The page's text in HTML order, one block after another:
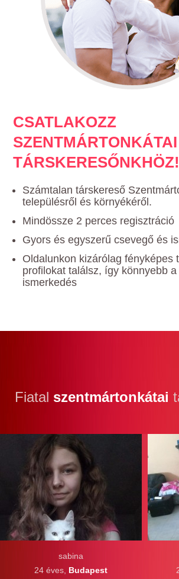
CSATLAKOZZ
SZENTMÁRTONKÁTAI
TÁRSKERESŐNKHÖZ!
Számtalan társkereső
településről és környékéről.
Mindössze 2 perces regisztráció
Gyors és egyszerű csevegő és
Oldalunkon kizárólag fényképes
profilokat találsz, így könnyebb
ismerkedés
Fiatal szentmártonkátai
sabina
24 éves, Budapest